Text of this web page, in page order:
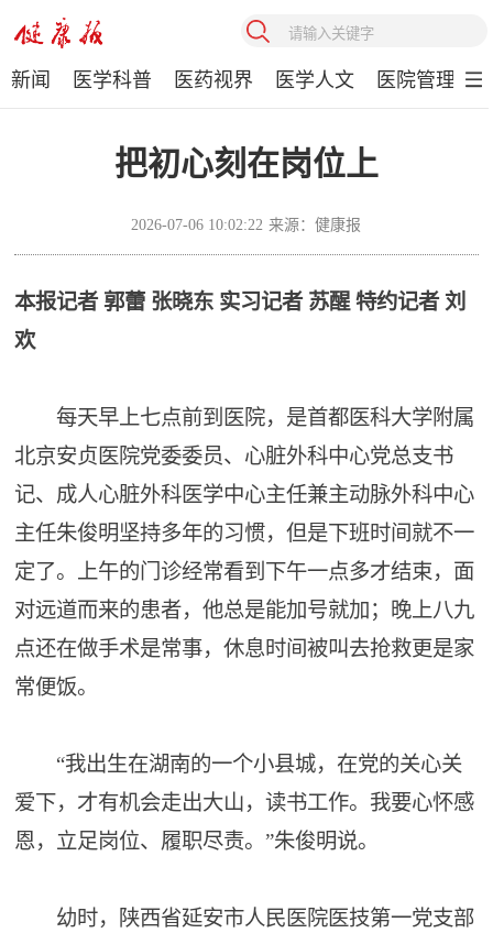
新闻 医学科普 医药视界 医学人文 医院管理
把初心刻在岗位上
2026-07-06 10:02:22 来源：健康报
本报记者 郭蕾 张晓东 实习记者 苏醒 特约记者 刘
欢
每天早上七点前到医院，是首都医科大学附属
北京安贞医院党委委员、心脏外科中心党总支书
记、成人心脏外科医学中心主任兼主动脉外科中心
主任朱俊明坚持多年的习惯，但是下班时间就不一
定了。上午的门诊经常看到下午一点多才结束，面
对远道而来的患者，他总是能加号就加；晚上八九
点还在做手术是常事，休息时间被叫去抢救更是家
常便饭。
“我出生在湖南的一个小县城，在党的关心关
爱下，才有机会走出大山，读书工作。我要心怀感
恩，立足岗位、履职尽责。”朱俊明说。
幼时，陕西省延安市人民医院医技第一党支部